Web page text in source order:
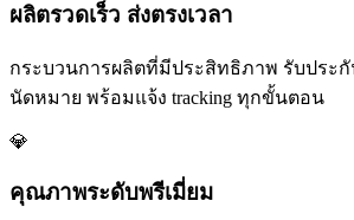
ผลิตรวดเร็ว ส่งตรงเวลา
กระบวนการผลิตที่มีประสิทธิภาพ รับประกั
นัดหมาย พร้อมแจ้ง tracking ทุกขั้นตอน
💎
คุณภาพระดับพรีเมี่ยม